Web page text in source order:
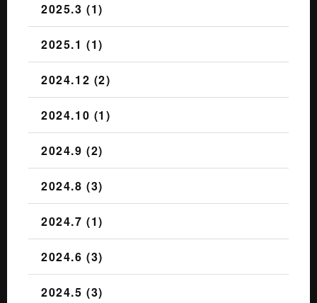
2025.3 (1)
2025.1 (1)
2024.12 (2)
2024.10 (1)
2024.9 (2)
2024.8 (3)
2024.7 (1)
2024.6 (3)
2024.5 (3)